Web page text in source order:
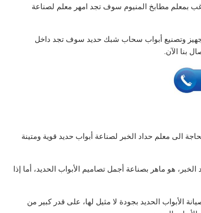
بمعلم مطابخ المنيوم سوف تجد امهر معلم لصناعة
تجهيز وتصنيع أبواب سحاب شبك حديد سوف تجد داخل
بنا الآن.
الى معلم حداد الخبر لصناعة أبواب حديد قوية ومتينة
هو ماهر بصناعة أجمل تصاميم الأبواب الحديد، أما إذا
الأبواب الحديد بجودة لا مثيل لها، على قدر كبير من